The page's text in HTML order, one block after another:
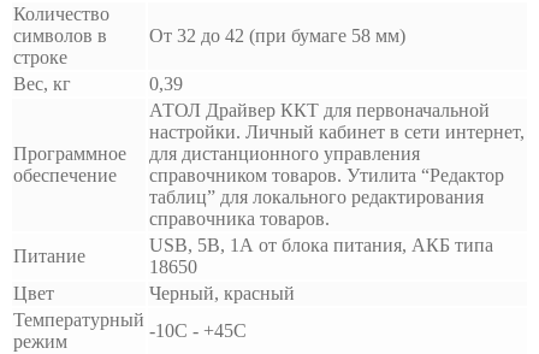
Количество
символов в
строке
От 32 до 42 (при бумаге 58 мм)
Вес, кг 0,39
Программное
обеспечение
АТОЛ Драйвер ККТ для первоначальной
настройки. Личный кабинет в сети интернет,
для дистанционного управления
справочником товаров. Утилита “Редактор
таблиц” для локального редактирования
справочника товаров.
Питание
USB, 5В, 1А от блока питания, АКБ типа
18650
Цвет
Черный, красный
Температурный
режим
-10С - +45С